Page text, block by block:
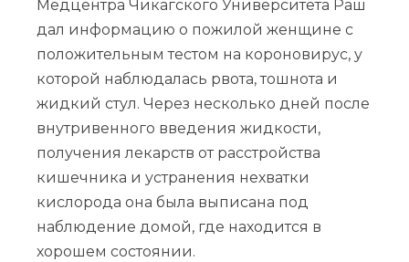
Медцентра Чикагского Университета Раш
дал информацию о пожилой женщине с
положительным тестом на короновирус, у
которой наблюдалась рвота, тошнота и
жидкий стул. Через несколько дней после
внутривенного введения жидкости,
получения лекарств от расстройства
кишечника и устранения нехватки
кислорода она была выписана под
наблюдение домой, где находится в
хорошем состоянии.